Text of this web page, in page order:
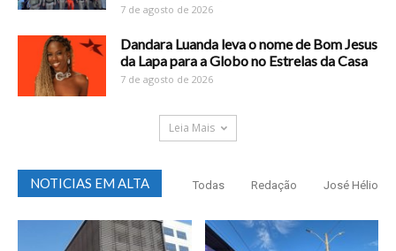
7 de agosto de 2026
Dandara Luanda leva o nome de Bom Jesus
da Lapa para a Globo no Estrelas da Casa
7 de agosto de 2026
Leia Mais
NOTICIAS EM ALTA Todas Redação José Hélio